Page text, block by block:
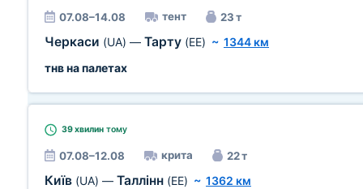
07.08–14.08 тент 23 т
Черкаси (UA) — Тарту (EE) ~ 1344 км
тнв на палетах
39 хвилин тому
07.08–12.08 крита 22 т
Київ (UA) — Таллінн (EE) ~ 1362 км